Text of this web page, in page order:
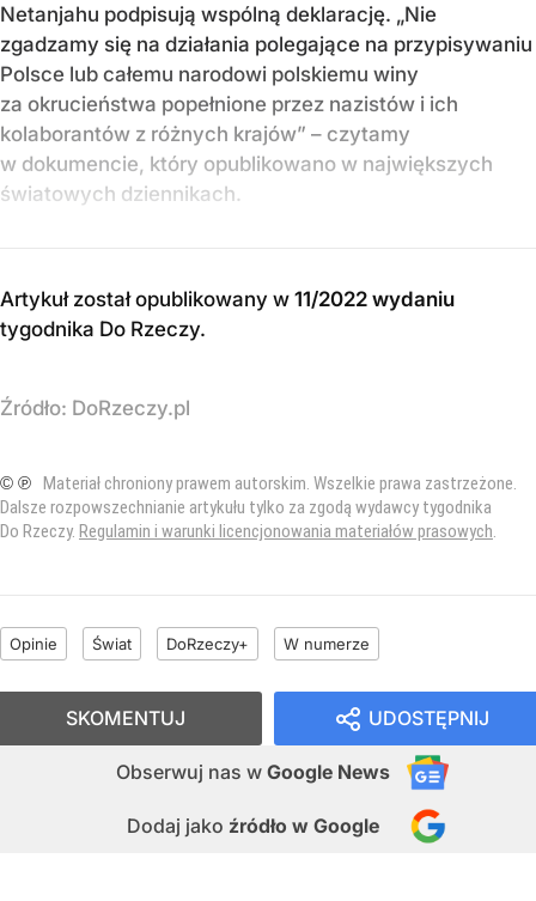
Netanjahu podpisują wspólną deklarację. „Nie
zgadzamy się na działania polegające na przypisywaniu
Polsce lub całemu narodowi polskiemu winy
za okrucieństwa popełnione przez nazistów i ich
kolaborantów z różnych krajów” – czytamy
w dokumencie, który opublikowano w największych
światowych dziennikach.
Artykuł został opublikowany w 11/2022 wydaniu
tygodnika Do Rzeczy.
Źródło: DoRzeczy.pl
© ℗ Materiał chroniony prawem autorskim. Wszelkie prawa zastrzeżone.
Dalsze rozpowszechnianie artykułu tylko za zgodą wydawcy tygodnika
Do Rzeczy. Regulamin i warunki licencjonowania materiałów prasowych
Opinie Świat DoRzeczy+ W numerze
UDOSTĘPNIJ
Obserwuj nas w Google News
Dodaj jako źródło w Google
SKOMENTUJ